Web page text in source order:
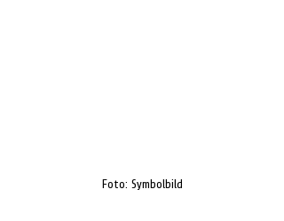
Foto: Symbolbild